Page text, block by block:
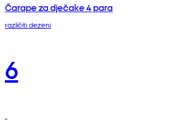
Čarape za dječake 4 para
različiti dezeni
6